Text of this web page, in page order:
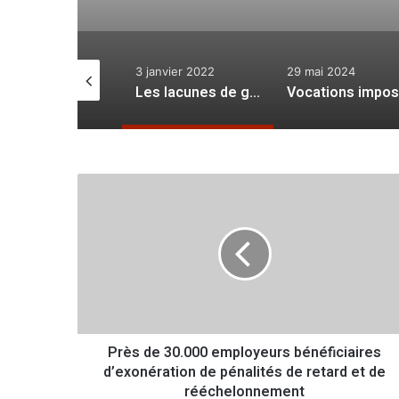
Hygiène et préservation de l’environnement : le maillon faible
3 janvier 2022
Les lacunes de gestion de la Carte scolaire
29 mai 2024
.
Près de 30.000 employeurs bénéficiaires
d’exonération de pénalités de retard et de
rééchelonnement